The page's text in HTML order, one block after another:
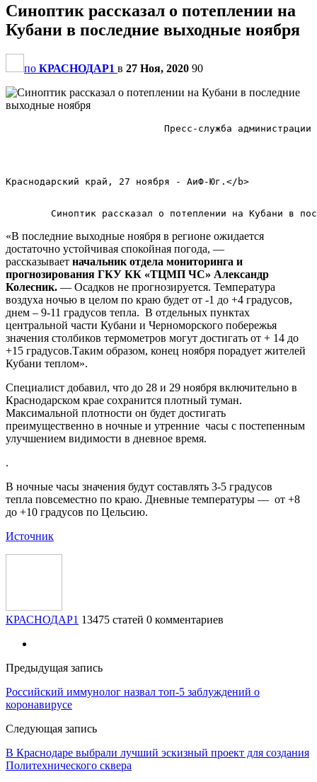
Синоптик рассказал о потеплении на
Кубани в последние выходные ноября
по КРАСНОДАР1 в 27 Ноя, 2020 90
Пресс-служба
Краснодарский край, 27 ноября - АиФ-Юг.</b>
«В последние выходные ноября в регионе ожидается
достаточно устойчивая спокойная погода, —
рассказывает начальник отдела мониторинга и
прогнозирования ГКУ КК «ТЦМП ЧС» Александр
Колесник. — Осадков не прогнозируется. Температура
воздуха ночью в целом по краю будет от -1 до +4 градусов,
днем – 9-11 градусов тепла. В отдельных пунктах
центральной части Кубани и Черноморского побережья
значения столбиков термометров могут достигать от + 14 до
+15 градусов.Таким образом, конец ноября порадует жителей
Кубани теплом».
Специалист добавил, что до 28 и 29 ноября включительно в
Краснодарском крае сохранится плотный туман.
Максимальной плотности он будет достигать
преимущественно в ночные и утренние часы с постепенным
улучшением видимости в дневное время.
.
В ночные часы значения будут составлять 3-5 градусов
тепла повсеместно по краю. Дневные температуры — от +8
до +10 градусов по Цельсию.
Источник
КРАСНОДАР1 13475 статей 0 комментариев
Предыдущая запись
Российский иммунолог назвал топ-5 заблуждений о
коронавирусе
Следующая запись
В Краснодаре выбрали лучший эскизный проект для создания
Политехнического сквера